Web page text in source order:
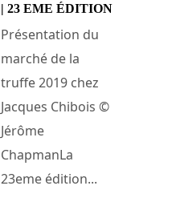
| 23 EME ÉDITION
Présentation du
marché de la
truffe 2019 chez
Jacques Chibois ©
Jérôme
ChapmanLa
23eme édition...